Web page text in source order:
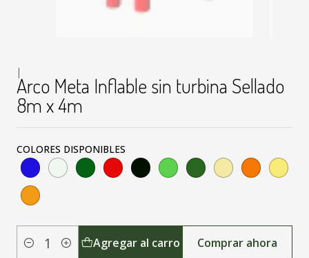
|
Arco Meta Inflable sin turbina Sellado
8m x 4m
COLORES DISPONIBLES
Cantidad Agregar al carro Comprar ahora